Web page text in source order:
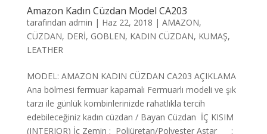
Amazon Kadın Cüzdan Model CA203
tarafından admin | Haz 22, 2018 | AMAZON,
CÜZDAN, DERİ, GOBLEN, KADIN CÜZDAN, KUMAŞ,
LEATHER
MODEL: AMAZON KADIN CÜZDAN CA203 AÇIKLAMA
Ana bölmesi fermuar kapamalı Fermuarlı modeli ve şık
tarzı ile günlük kombinlerinizde rahatlıkla tercih
edebileceğiniz kadın cüzdan / Bayan Cüzdan İÇ KISIM
(INTERIOR) İç Zemin : Poliüretan/Polyester Astar :